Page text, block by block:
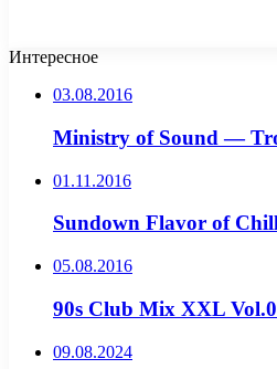
Интересное
03.08.2016
Ministry of Sound —
01.11.2016
Sundown Flavor of
05.08.2016
90s Club Mix XXL
09.08.2024